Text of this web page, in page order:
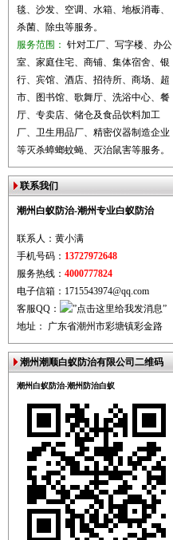
毯、沙发、空调、水箱、地板消毒、
杀菌、除虫等服务。
服务范围： 针对工厂、写字楼、办公
室、家庭住宅、商铺、集体宿舍、银
行、宾馆、酒店、招待所、商场、超
市、图书馆、歌舞厅、洗浴中心、餐
厅、专卖店、储仓及食品饮料加工
厂、卫生用品厂、精密仪器制造企业
等灭杀蟑螂蚊蝇、灭治鼠害等服务。
联系我们
潮州白蚁防治-潮州专业白蚁防治
联系人：黄小满
手机号码： 13727972648
服务热线： 4000777824
电子信箱：1715543974@qq.com
客服QQ：
地址： 广东省潮州市彩塘镇彩金路
潮州潮顺白蚁防治有限公司二维码
潮州白蚁防治-潮州防治白蚁